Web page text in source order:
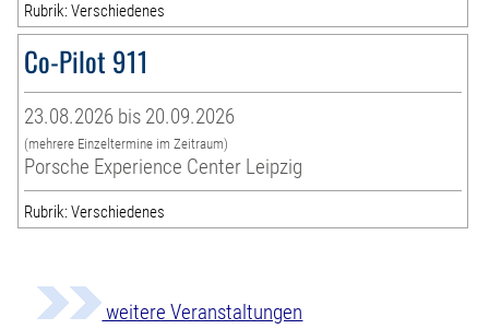
Rubrik: Verschiedenes
Co-Pilot 911
23.08.2026 bis 20.09.2026
(mehrere Einzeltermine im Zeitraum)
Porsche Experience Center Leipzig
Rubrik: Verschiedenes
weitere Veranstaltungen